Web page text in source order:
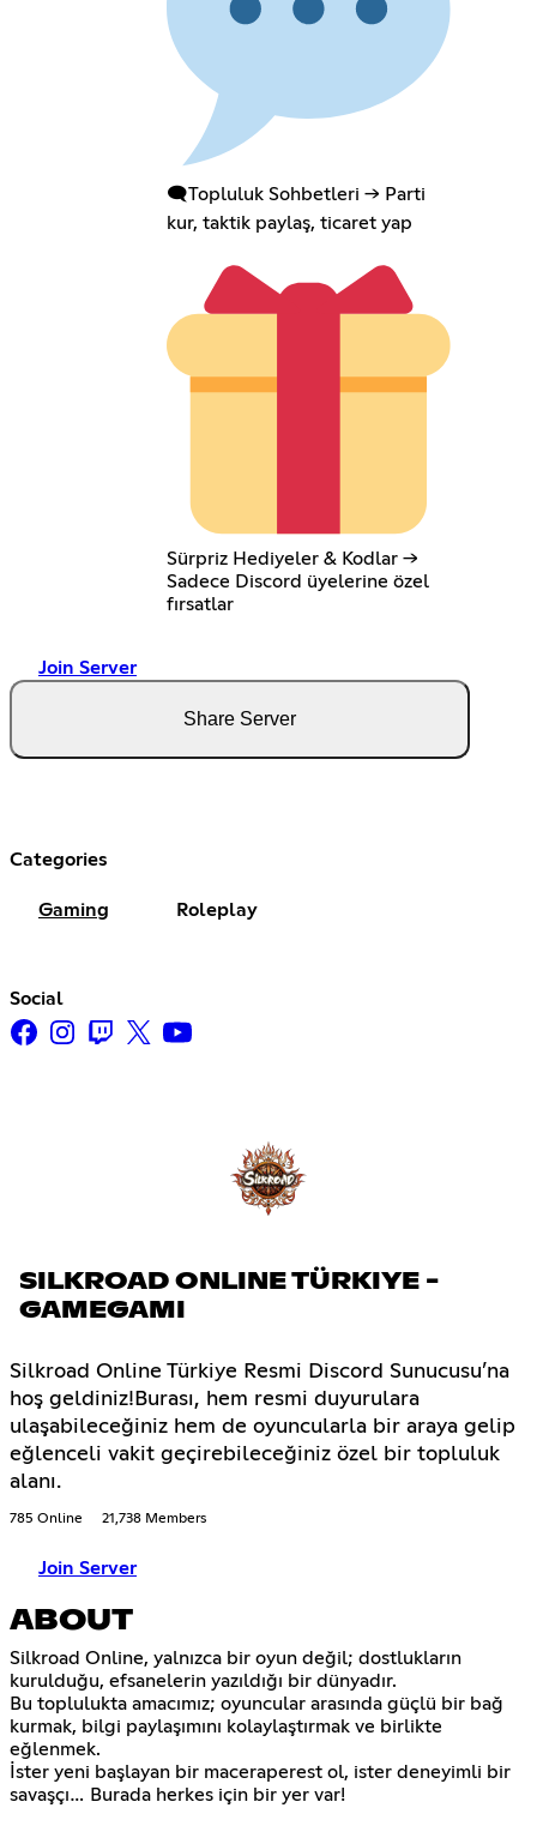
🗨️Topluluk Sohbetleri → Parti
kur, taktik paylaş, ticaret yap
Sürpriz Hediyeler & Kodlar →
Sadece Discord üyelerine özel
fırsatlar
Join Server
Share Server
Categories
Gaming Roleplay
Social
SILKROAD ONLINE TÜRKIYE -
GAMEGAMI
Silkroad Online Türkiye Resmi Discord Sunucusu’na
hoş geldiniz!Burası, hem resmi duyurulara
ulaşabileceğiniz hem de oyuncularla bir araya gelip
eğlenceli vakit geçirebileceğiniz özel bir topluluk
alanı.
785 Online 21,738 Members
Join Server
ABOUT
Silkroad Online, yalnızca bir oyun değil; dostlukların
kurulduğu, efsanelerin yazıldığı bir dünyadır.
Bu toplulukta amacımız; oyuncular arasında güçlü bir bağ
kurmak, bilgi paylaşımını kolaylaştırmak ve birlikte
eğlenmek.
İster yeni başlayan bir maceraperest ol, ister deneyimli bir
savaşçı… Burada herkes için bir yer var!